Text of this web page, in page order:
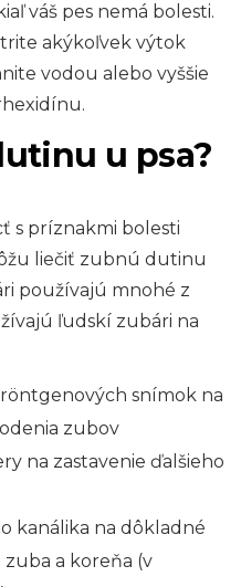
váš pes nemá bolesti.
akýkoľvek výtok
vodou alebo vyššie
u psa?
s príznakmi bolesti
liečiť zubnú dutinu
používajú mnohé z
ľudskí zubári na
snímok na
zubov
na zastavenie ďalšieho
kanálika na dôkladné
a koreňa (v